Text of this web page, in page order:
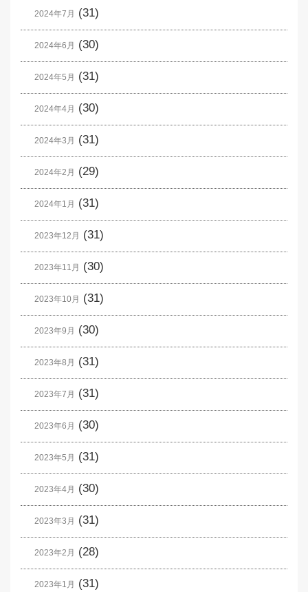
2024年7月 (31)
2024年6月 (30)
2024年5月 (31)
2024年4月 (30)
2024年3月 (31)
2024年2月 (29)
2024年1月 (31)
2023年12月 (31)
2023年11月 (30)
2023年10月 (31)
2023年9月 (30)
2023年8月 (31)
2023年7月 (31)
2023年6月 (30)
2023年5月 (31)
2023年4月 (30)
2023年3月 (31)
2023年2月 (28)
2023年1月 (31)